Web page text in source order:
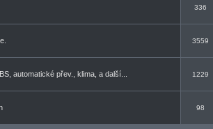
336
3559
automatické přev., klima, a další...
1229
98